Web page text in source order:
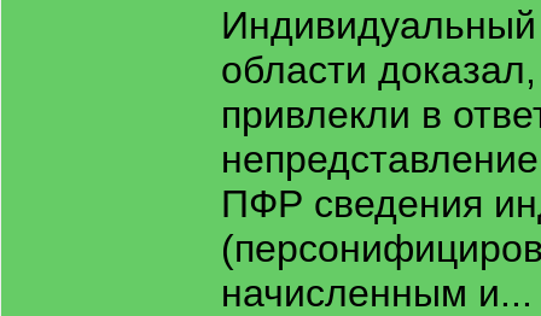
Индивидуальный
области
привлекли в
ПФР сведения
начисленным